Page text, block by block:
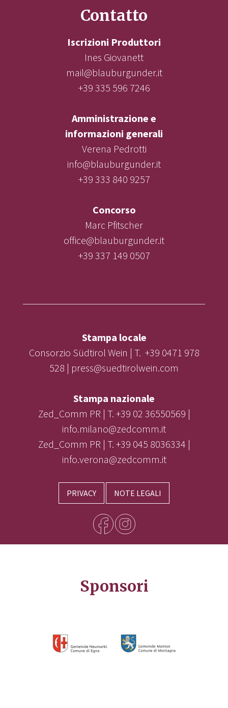
Contatto
Iscrizioni Produttori
Ines Giovanett
mail@blauburgunder.it
+39 335 596 7246
Amministrazione e
informazioni generali
Verena Pedrotti
info@blauburgunder.it
+39 333 840 9257
Concorso
Marc Pfitscher
office@blauburgunder.it
+39 337 149 0507
Stampa locale
Consorzio Südtirol Wein | T. +39 0471 978
528 | press@suedtirolwein.com
Stampa nazionale
Zed_Comm PR | T. +39 02 36550569 |
info.milano@zedcomm.it
Zed_Comm PR | T. +39 045 8036334 |
info.verona@zedcomm.it
PRIVACY NOTE LEGALI
Sponsori